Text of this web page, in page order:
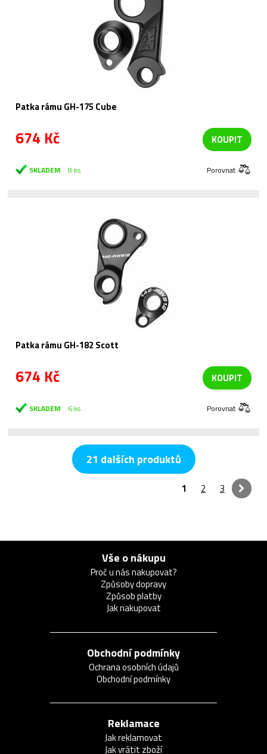
Patka rámu GH-175 Cube
674 Kč KOUPIT
SKLADEM 8 ks Porovnat
Patka rámu GH-182 Scott
674 Kč KOUPIT
SKLADEM 6 ks Porovnat
21 dalších produktů
1 2 3
Vše o nákupu
Proč u nás nakupovat?
Způsoby dopravy
Způsob platby
Jak nakupovat
Obchodní podmínky
Ochrana osobních údajů
Obchodní podmínky
Reklamace
Jak reklamovat
Jak vrátit zboží